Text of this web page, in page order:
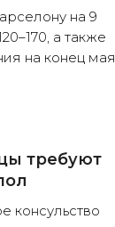
на 9
а также
на конец мая
требуют
консульство